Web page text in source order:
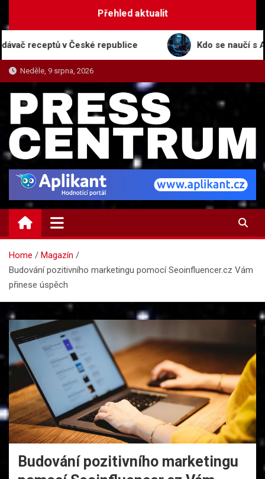
Přehled aktualit
v České republice Kdo se naučí s AI, ten
Neděle, 9 srpna, 2026
PRESS-CENTRUM.CZ
Magazín informací a tiskových zpráv
Home
Magazín
Budování pozitivního marketingu pomocí Seoinfluencer.cz Vám
přinese úspěch
Budování pozitivního marketingu